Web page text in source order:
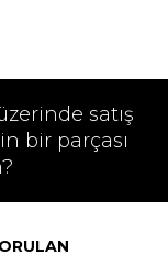
satış
bir parçası